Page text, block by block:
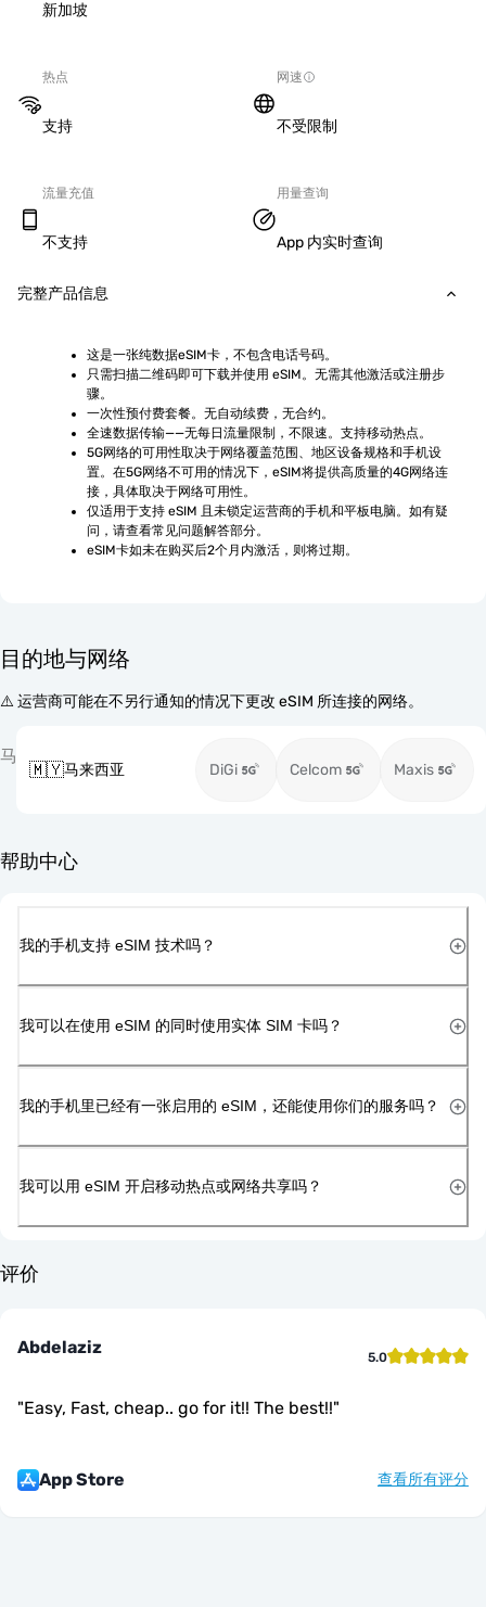
新加坡
热点
支持
网速
不受限制
流量充值
不支持
用量查询
App 内实时查询
完整产品信息
这是一张纯数据eSIM卡，不包含电话号码。
只需扫描二维码即可下载并使用 eSIM。无需其他激活或注册步
骤。
一次性预付费套餐。无自动续费，无合约。
全速数据传输——无每日流量限制，不限速。支持移动热点。
5G网络的可用性取决于网络覆盖范围、地区设备规格和手机设
置。在5G网络不可用的情况下，eSIM将提供高质量的4G网络连
接，具体取决于网络可用性。
仅适用于支持 eSIM 且未锁定运营商的手机和平板电脑。如有疑
问，请查看常见问题解答部分。
eSIM卡如未在购买后2个月内激活，则将过期。
目的地与网络
⚠️ 运营商可能在不另行通知的情况下更改 eSIM 所连接的网络。
马
🇲🇾马来西亚 DiGi Celcom Maxis
帮助中心
我的手机支持 eSIM 技术吗？
我可以在使用 eSIM 的同时使用实体 SIM 卡吗？
我的手机里已经有一张启用的 eSIM，还能使用你们的服务吗？
我可以用 eSIM 开启移动热点或网络共享吗？
评价
Abdelaziz 5.0
"Easy, Fast, cheap.. go for it!! The best!!"
App Store 查看所有评分